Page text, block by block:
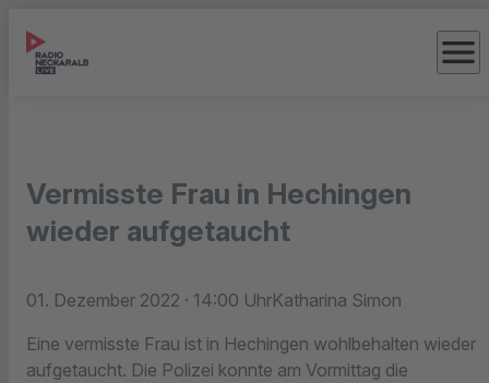
menu
Vermisste Frau in Hechingen
wieder aufgetaucht
01. Dezember 2022 · 14:00 UhrKatharina Simon
Eine vermisste Frau ist in Hechingen wohlbehalten wieder
aufgetaucht. Die Polizei konnte am Vormittag die